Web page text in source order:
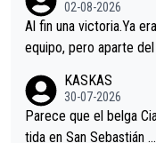
02-08-2026
Al fin una victoria.Ya
equipo, pero aparte
s.La única buena
astian.Si en la Vuelta
er alguna sorpresa en
KASKAS
30-07-2026
Parece que el belga
tida en San Sebastián